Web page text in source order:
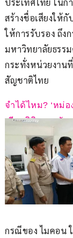
สร้างชื่อเสียงให้
ให้การรับรอง ถึง
มหาวิทยาลัยธรร
กระทั่งหน่วยงาน
สัญชาติไทย
จำได้ไหม? ‘หม่
เกียรตินิยมม.ดัง
กรณีของ ไมคอน